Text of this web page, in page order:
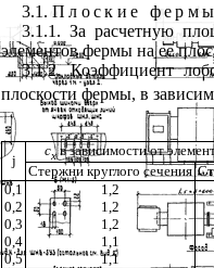
3.1. Плоские
3.1.1. За расчетную
элементов фермы на ее
3.1.2. Коэффициент
плоскости фермы, в
j
cx в зависимости от
Стержни круглого сечения
0,1
1,2
0,2
1,2
0,3
1,2
0,4
1,1
0,5
1,1